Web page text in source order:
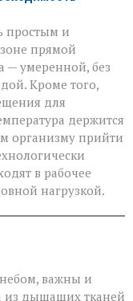
простым и
прямой
— умеренной, без
Кроме того,
для
держится
организму прийти
в рабочее
нагрузкой.
важны и
из дышащих тканей